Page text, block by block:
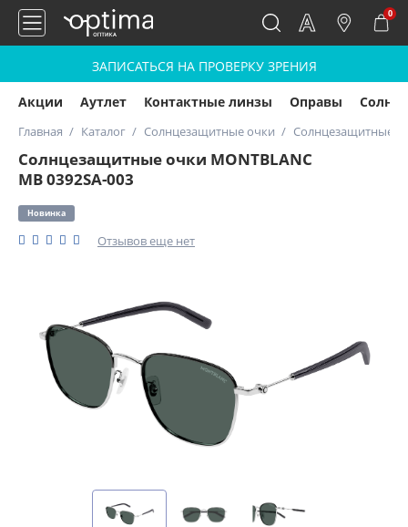
0
ЗАПИСАТЬСЯ НА ПРОВЕРКУ ЗРЕНИЯ
Акции Аутлет Контактные линзы Оправы
Главная Каталог Солнцезащитные очки Солнцезащитные
Солнцезащитные очки MONTBLANC
MB 0392SA-003
Новинка
Отзывов еще нет